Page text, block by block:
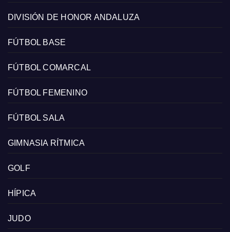
DIVISIÓN DE HONOR ANDALUZA
FÚTBOL BASE
FÚTBOL COMARCAL
FÚTBOL FEMENINO
FÚTBOL SALA
GIMNASIA RÍTMICA
GOLF
HÍPICA
JUDO